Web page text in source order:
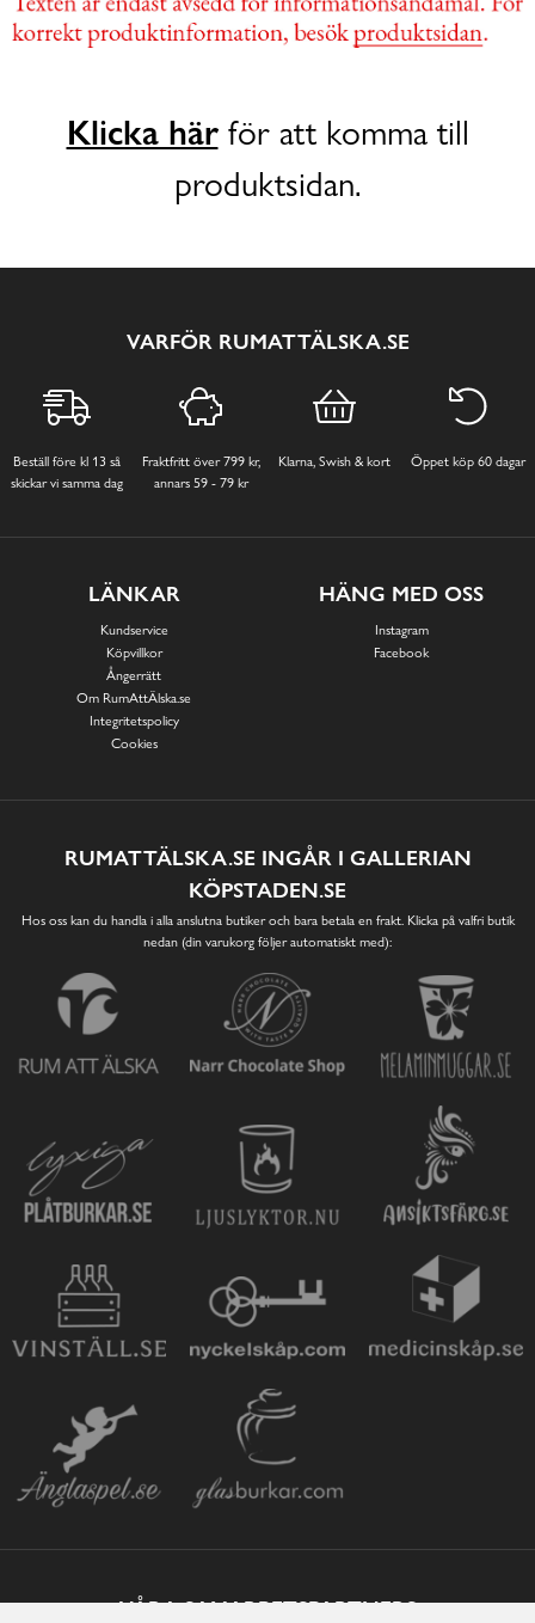
Klicka härför att komma till
produktsidan.
VARFÖR RUMATTÄLSKA.SE
Beställ före kl 13 så
skickar vi samma dag
Fraktfritt över 799 kr,
annars 59 - 79 kr
Klarna, Swish & kort Öppet köp 60 dagar
LÄNKAR
Kundservice
Köpvillkor
Ångerrätt
Om RumAttÄlska.se
Integritetspolicy
Cookies
HÄNG MED OSS
Instagram
Facebook
RUMATTÄLSKA.SE INGÅR I GALLERIAN
KÖPSTADEN.SE
Hos oss kan du handla i alla anslutna butiker och bara betala en frakt. Klicka på valfri butik
nedan (din varukorg följer automatiskt med):
VÅRA SAMARBETSPARTNERS